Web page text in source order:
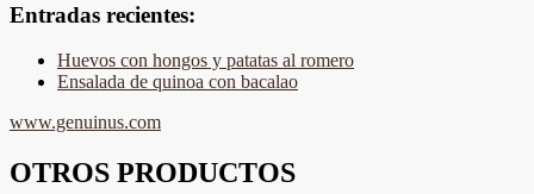
Entradas recientes:
Huevos con hongos y patatas al romero
Ensalada de quinoa con bacalao
www.genuinus.com
OTROS PRODUCTOS